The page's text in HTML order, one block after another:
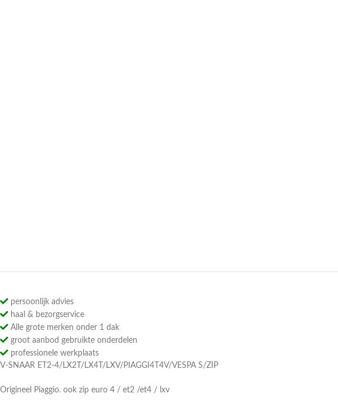
persoonlijk advies
haal & bezorgservice
Alle grote merken onder 1 dak
groot aanbod gebruikte onderdelen
professionele werkplaats
V-SNAAR ET2-4/LX2T/LX4T/LXV/PIAGGI4T4V/VESPA S/ZIP
Origineel Piaggio. ook zip euro 4 / et2 /et4 / lxv